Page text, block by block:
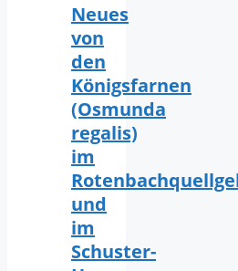
Neues
von
den
Königsfarnen
(Osmunda
regalis)
im
und
im
Schuster-